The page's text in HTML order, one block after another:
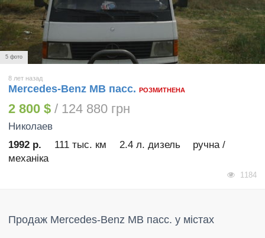
5 фото
8 лет назад
Mercedes-Benz MB пасс. РОЗМИТНЕНА
2 800 $ / 124 880 грн
Николаев
1992 р.
111 тыс. км 2.4 л. дизель
ручна /
механіка
1184
Продаж Mercedes-Benz MB пасс. у містах